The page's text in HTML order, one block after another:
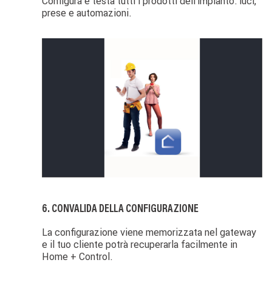
prese e automazioni.
6. CONVALIDA DELLA CONFIGURAZIONE
La configurazione viene memorizzata nel gateway
e il tuo cliente potrà recuperarla facilmente in
Home + Control.